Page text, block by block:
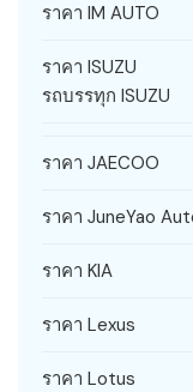
ราคา IM AUTO
ราคา ISUZU
รถบรรทุก ISUZU
ราคา JAECOO
ราคา JuneYao
ราคา KIA
ราคา Lexus
ราคา Lotus